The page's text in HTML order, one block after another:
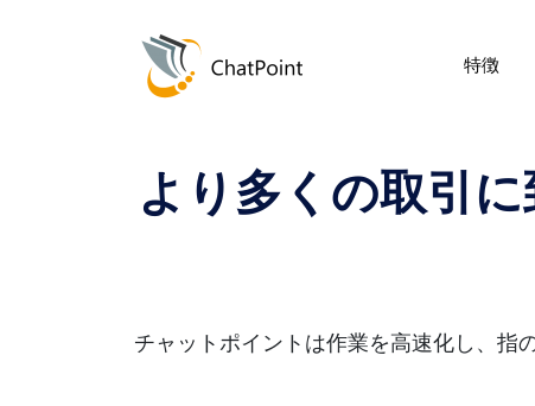
特徴
より多くの取引
チャットポイントは作業を高速化し、指